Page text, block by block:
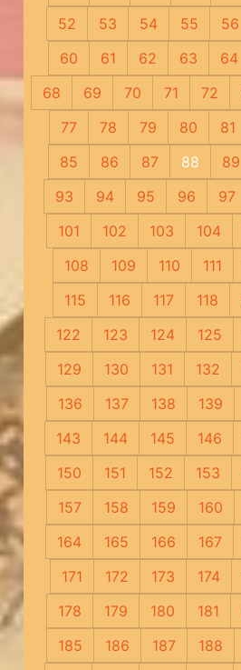
52
53 54 55 56
60
61 62 63 64
68
69 70 71 72
77
78 79 80 81
85
86 87 88 89
93
94 95 96 97
101
102 103 104
108
109 110 111
115
116 117 118
122
123 124 125
129
130 131 132
136
137 138 139
143
144 145 146
150
151 152 153
157
158 159 160
164
165 166 167
171
172 173 174
178
179 180 181
185
186 187 188